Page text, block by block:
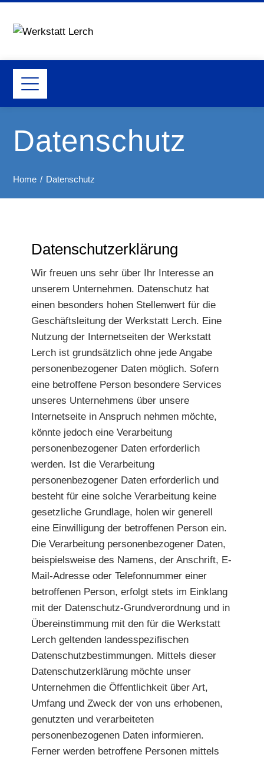
Datenschutz
Home Datenschutz
Datenschutzerklärung
Wir freuen uns sehr über Ihr Interesse an
unserem Unternehmen. Datenschutz hat
einen besonders hohen Stellenwert für die
Geschäftsleitung der Werkstatt Lerch. Eine
Nutzung der Internetseiten der Werkstatt
Lerch ist grundsätzlich ohne jede Angabe
personenbezogener Daten möglich. Sofern
eine betroffene Person besondere Services
unseres Unternehmens über unsere
Internetseite in Anspruch nehmen möchte,
könnte jedoch eine Verarbeitung
personenbezogener Daten erforderlich
werden. Ist die Verarbeitung
personenbezogener Daten erforderlich und
besteht für eine solche Verarbeitung keine
gesetzliche Grundlage, holen wir generell
eine Einwilligung der betroffenen Person ein.
Die Verarbeitung personenbezogener Daten,
beispielsweise des Namens, der Anschrift, E-
Mail-Adresse oder Telefonnummer einer
betroffenen Person, erfolgt stets im Einklang
mit der Datenschutz-Grundverordnung und in
Übereinstimmung mit den für die Werkstatt
Lerch geltenden landesspezifischen
Datenschutzbestimmungen. Mittels dieser
Datenschutzerklärung möchte unser
Unternehmen die Öffentlichkeit über Art,
Umfang und Zweck der von uns erhobenen,
genutzten und verarbeiteten
personenbezogenen Daten informieren.
Ferner werden betroffene Personen mittels